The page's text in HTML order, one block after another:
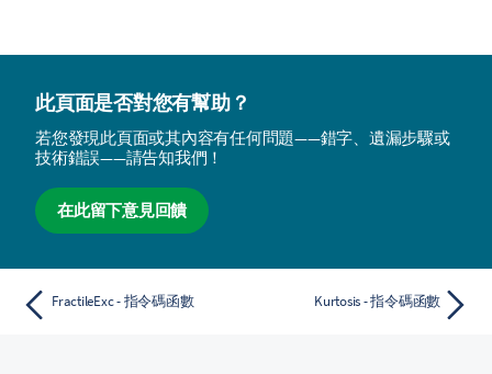
此頁面是否對您有幫助？
若您發現此頁面或其內容有任何問題——錯字、遺漏步驟或
技術錯誤——請告知我們！
在此留下意見回饋
FractileExc - 指令碼函數 Kurtosis - 指令碼函數